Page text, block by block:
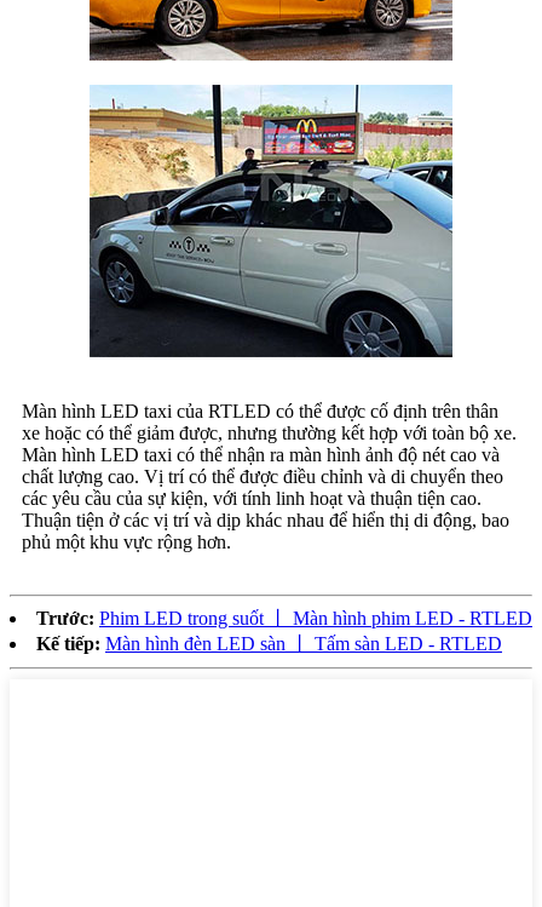
Màn hình LED taxi của RTLED có thể được cố định trên thân
xe hoặc có thể giảm được, nhưng thường kết hợp với toàn bộ xe.
Màn hình LED taxi có thể nhận ra màn hình ảnh độ nét cao và
chất lượng cao. Vị trí có thể được điều chỉnh và di chuyển theo
các yêu cầu của sự kiện, với tính linh hoạt và thuận tiện cao.
Thuận tiện ở các vị trí và dịp khác nhau để hiển thị di động, bao
phủ một khu vực rộng hơn.
Trước: Phim LED trong suốt 丨 Màn hình phim LED - RTLED
Kế tiếp: Màn hình đèn LED sàn 丨 Tấm sàn LED - RTLED